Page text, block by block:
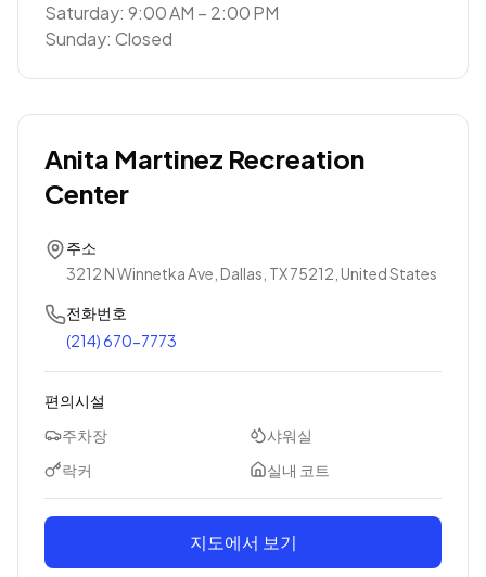
Saturday: 9:00 AM – 2:00 PM
Sunday: Closed
Anita Martinez Recreation
Center
주소
3212 N Winnetka Ave, Dallas, TX 75212, United States
전화번호
(214) 670-7773
편의시설
주차장
샤워실
락커
실내 코트
지도에서 보기